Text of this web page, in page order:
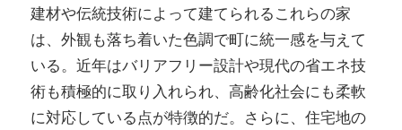
建材や伝統技術によって建てられるこれらの家
は、外観も落ち着いた色調で町に統一感を与えて
いる。近年はバリアフリー設計や現代の省エネ技
術も積極的に取り入れられ、高齢化社会にも柔軟
に対応している点が特徴的だ。さらに、住宅地の